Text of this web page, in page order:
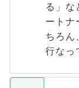
る」な
ートナ
ちろん
行なっ